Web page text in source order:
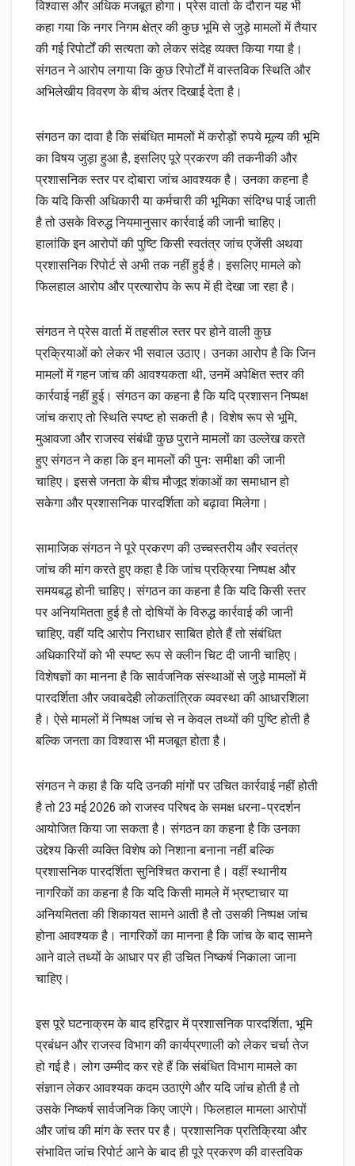
विश्वास और अधिक मजबूत होगा। प्रेस वार्ता के दौरान यह भी
कहा गया कि नगर निगम क्षेत्र की कुछ भूमि से जुड़े मामलों में तैयार
की गई रिपोर्टों की सत्यता को लेकर संदेह व्यक्त किया गया है।
संगठन ने आरोप लगाया कि कुछ रिपोर्टों में वास्तविक स्थिति और
अभिलेखीय विवरण के बीच अंतर दिखाई देता है।
संगठन का दावा है कि संबंधित मामलों में करोड़ों रुपये मूल्य की भूमि
का विषय जुड़ा हुआ है, इसलिए पूरे प्रकरण की तकनीकी और
प्रशासनिक स्तर पर दोबारा जांच आवश्यक है। उनका कहना है
कि यदि किसी अधिकारी या कर्मचारी की भूमिका संदिग्ध पाई जाती
है तो उसके विरुद्ध नियमानुसार कार्रवाई की जानी चाहिए।
हालांकि इन आरोपों की पुष्टि किसी स्वतंत्र जांच एजेंसी अथवा
प्रशासनिक रिपोर्ट से अभी तक नहीं हुई है। इसलिए मामले को
फिलहाल आरोप और प्रत्यारोप के रूप में ही देखा जा रहा है।
संगठन ने प्रेस वार्ता में तहसील स्तर पर होने वाली कुछ
प्रक्रियाओं को लेकर भी सवाल उठाए। उनका आरोप है कि जिन
मामलों में गहन जांच की आवश्यकता थी, उनमें अपेक्षित स्तर की
कार्रवाई नहीं हुई। संगठन का कहना है कि यदि प्रशासन निष्पक्ष
जांच कराए तो स्थिति स्पष्ट हो सकती है। विशेष रूप से भूमि,
मुआवजा और राजस्व संबंधी कुछ पुराने मामलों का उल्लेख करते
हुए संगठन ने कहा कि इन मामलों की पुनः समीक्षा की जानी
चाहिए। इससे जनता के बीच मौजूद शंकाओं का समाधान हो
सकेगा और प्रशासनिक पारदर्शिता को बढ़ावा मिलेगा।
सामाजिक संगठन ने पूरे प्रकरण की उच्चस्तरीय और स्वतंत्र
जांच की मांग करते हुए कहा है कि जांच प्रक्रिया निष्पक्ष और
समयबद्ध होनी चाहिए। संगठन का कहना है कि यदि किसी स्तर
पर अनियमितता हुई है तो दोषियों के विरुद्ध कार्रवाई की जानी
चाहिए, वहीं यदि आरोप निराधार साबित होते हैं तो संबंधित
अधिकारियों को भी स्पष्ट रूप से क्लीन चिट दी जानी चाहिए।
विशेषज्ञों का मानना है कि सार्वजनिक संस्थाओं से जुड़े मामलों में
पारदर्शिता और जवाबदेही लोकतांत्रिक व्यवस्था की आधारशिला
है। ऐसे मामलों में निष्पक्ष जांच से न केवल तथ्यों की पुष्टि होती है
बल्कि जनता का विश्वास भी मजबूत होता है।
संगठन ने कहा है कि यदि उनकी मांगों पर उचित कार्रवाई नहीं होती
है तो 23 मई 2026 को राजस्व परिषद के समक्ष धरना-प्रदर्शन
आयोजित किया जा सकता है। संगठन का कहना है कि उनका
उद्देश्य किसी व्यक्ति विशेष को निशाना बनाना नहीं बल्कि
प्रशासनिक पारदर्शिता सुनिश्चित कराना है। वहीं स्थानीय
नागरिकों का कहना है कि यदि किसी मामले में भ्रष्टाचार या
अनियमितता की शिकायत सामने आती है तो उसकी निष्पक्ष जांच
होना आवश्यक है। नागरिकों का मानना है कि जांच के बाद सामने
आने वाले तथ्यों के आधार पर ही उचित निष्कर्ष निकाला जाना
चाहिए।
इस पूरे घटनाक्रम के बाद हरिद्वार में प्रशासनिक पारदर्शिता, भूमि
प्रबंधन और राजस्व विभाग की कार्यप्रणाली को लेकर चर्चा तेज
हो गई है। लोग उम्मीद कर रहे हैं कि संबंधित विभाग मामले का
संज्ञान लेकर आवश्यक कदम उठाएंगे और यदि जांच होती है तो
उसके निष्कर्ष सार्वजनिक किए जाएंगे। फिलहाल मामला आरोपों
और जांच की मांग के स्तर पर है। प्रशासनिक प्रतिक्रिया और
संभावित जांच रिपोर्ट आने के बाद ही पूरे प्रकरण की वास्तविक